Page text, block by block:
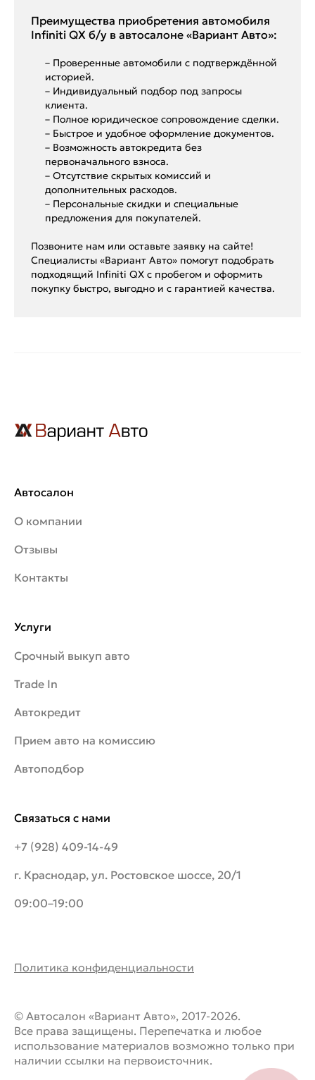
Преимущества приобретения автомобиля
Infiniti QX б/у в автосалоне «Вариант Авто»:
– Проверенные автомобили с подтверждённой
историей.
– Индивидуальный подбор под запросы
клиента.
– Полное юридическое сопровождение сделки.
– Быстрое и удобное оформление документов.
– Возможность автокредита без
первоначального взноса.
– Отсутствие скрытых комиссий и
дополнительных расходов.
– Персональные скидки и специальные
предложения для покупателей.
Позвоните нам или оставьте заявку на сайте!
Специалисты «Вариант Авто» помогут подобрать
подходящий Infiniti QX с пробегом и оформить
покупку быстро, выгодно и с гарантией качества.
Автосалон
О компании
Отзывы
Контакты
Связаться с нами
+7 (928) 409-14-49
г. Краснодар, ул. Ростовское шоссе, 20/1
09:00–19:00
Услуги
Срочный выкуп авто
Trade In
Автокредит
Прием авто на комиссию
Автоподбор
Политика конфиденциальности
© Автосалон «Вариант Авто», 2017-2026.
Все права защищены. Перепечатка и любое
использование материалов возможно только при
наличии ссылки на первоисточник.